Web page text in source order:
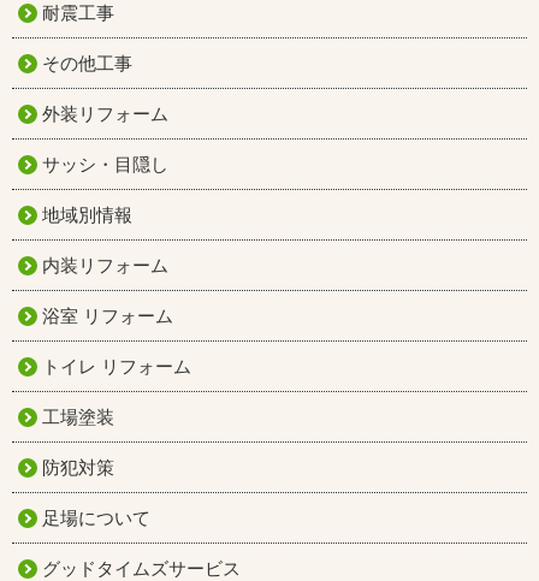
耐震工事
その他工事
外装リフォーム
サッシ・目隠し
地域別情報
内装リフォーム
浴室 リフォーム
トイレ リフォーム
工場塗装
防犯対策
足場について
グッドタイムズサービス